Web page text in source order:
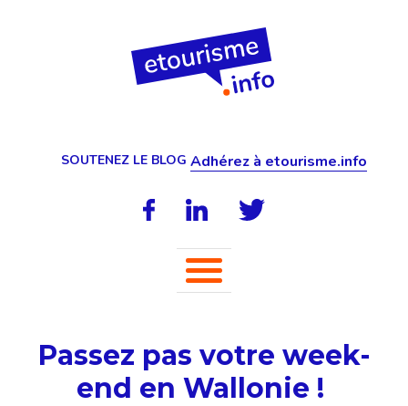
SOUTENEZ LE BLOG Adhérez à etourisme.info
Passez pas votre week-
end en Wallonie !